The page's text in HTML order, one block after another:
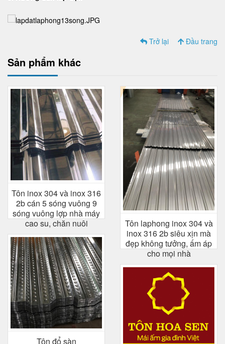
Trở lại Đầu trang
Sản phẩm khác
Tôn inox 304 và inox 316
2b cán 5 sóng vuông 9
sóng vuông lợp nhà máy
cao su, chăn nuôi
Tôn laphong inox 304 và
inox 316 2b siêu xịn mà
đẹp không tưởng, ấm áp
cho mọi nhà
Tôn đổ sàn